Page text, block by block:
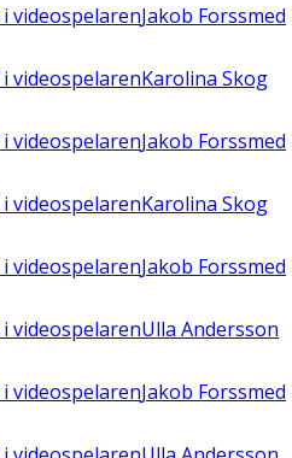
i videospelarenJakob Forssmed
i videospelarenKarolina Skog
i videospelarenJakob Forssmed
i videospelarenKarolina Skog
i videospelarenJakob Forssmed
i videospelarenUlla Andersson
i videospelarenJakob Forssmed